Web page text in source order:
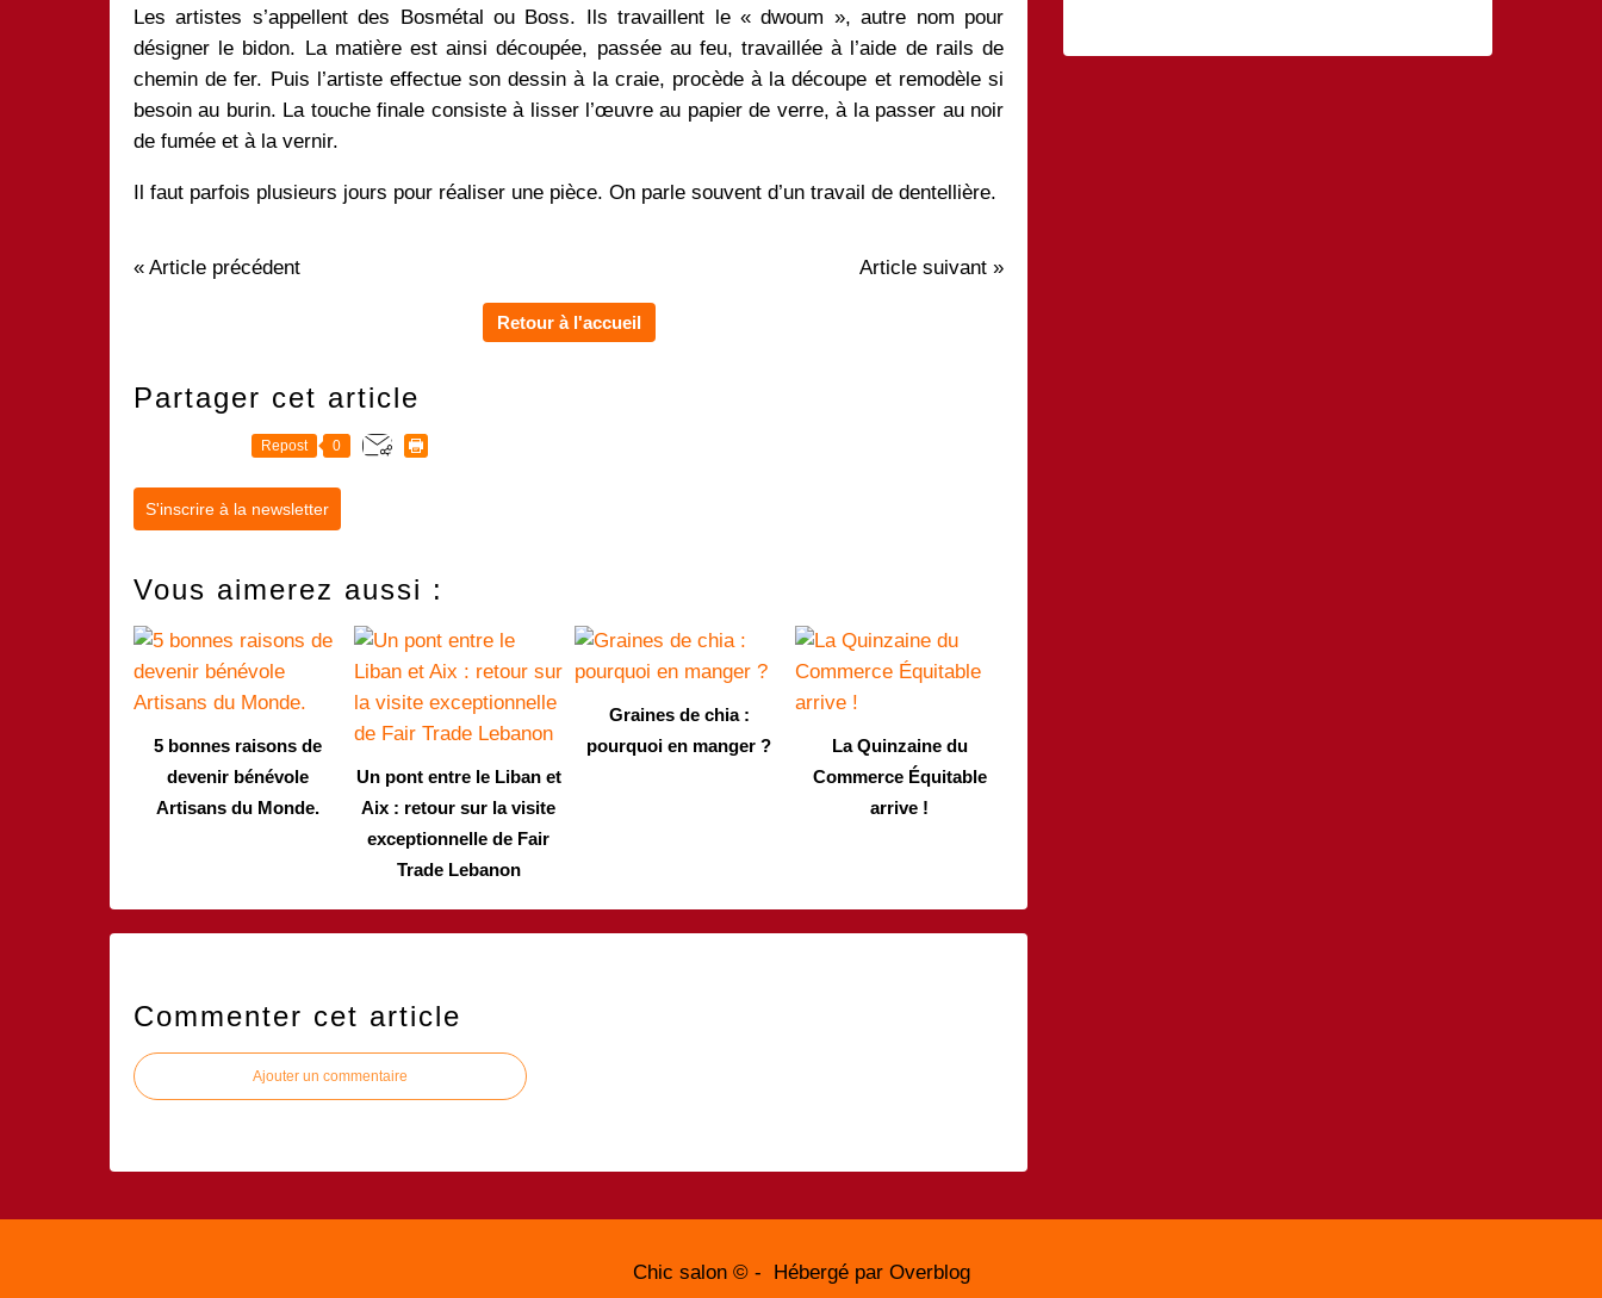
Les artistes s’appellent des Bosmétal ou Boss. Ils travaillent le « dwoum », autre nom pour
désigner le bidon. La matière est ainsi découpée, passée au feu, travaillée à l’aide de rails de
chemin de fer. Puis l’artiste effectue son dessin à la craie, procède à la découpe et remodèle si
besoin au burin. La touche finale consiste à lisser l’œuvre au papier de verre, à la passer au noir
de fumée et à la vernir.
Il faut parfois plusieurs jours pour réaliser une pièce. On parle souvent d’un travail de dentellière.
« Article précédent Article suivant »
Retour à l'accueil
Partager cet article
Repost 0
S'inscrire à la newsletter
Vous aimerez aussi :
5 bonnes raisons de
devenir bénévole
Artisans du Monde.
Un pont entre le Liban et
Aix : retour sur la visite
exceptionnelle de Fair
Trade Lebanon
Graines de chia :
pourquoi en manger ?
La Quinzaine du
Commerce Équitable
arrive !
Commenter cet article
Ajouter un commentaire
Chic salon © - Hébergé par Overblog